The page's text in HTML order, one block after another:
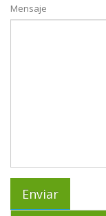
Mensaje